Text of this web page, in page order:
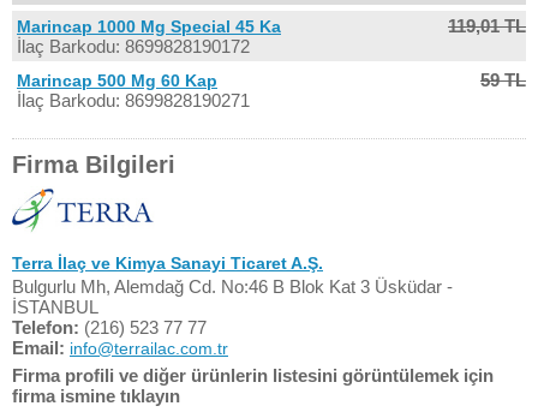
Marincap 1000 Mg Special 45 Ka
İlaç Barkodu: 8699828190172
119,01 TL
Marincap 500 Mg 60 Kap
İlaç Barkodu: 8699828190271
59 TL
Firma Bilgileri
Terra İlaç ve Kimya Sanayi Ticaret A.Ş.
Bulgurlu Mh, Alemdağ Cd. No:46 B Blok Kat 3 Üsküdar -
İSTANBUL
Telefon: (216) 523 77 77
Email: info@terrailac.com.tr
Firma profili ve diğer ürünlerin listesini görüntülemek için
firma ismine tıklayın